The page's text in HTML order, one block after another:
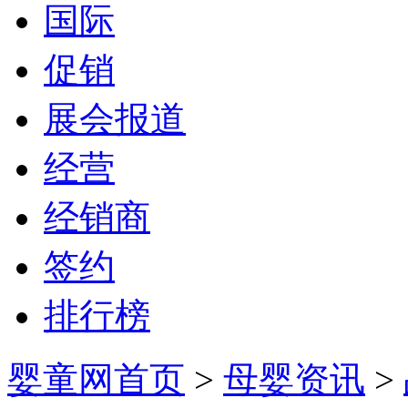
国际
促销
展会报道
经营
经销商
签约
排行榜
婴童网首页 > 母婴资讯 >